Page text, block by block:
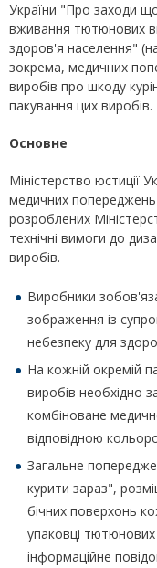
України "Про заходи
вживання тютюнових
здоров'я населення"
зокрема, медичних
виробів про шкоду
пакування цих виробів.
Основне
Міністерство юстиції
медичних попереджень
розроблених
технічні вимоги до
виробів.
Виробники
зображення із
небезпеку для
На кожній окремій
виробів необхідно
комбіноване
відповідною
Загальне
курити зараз",
бічних поверхонь
упаковці тютюнових
інформаційне